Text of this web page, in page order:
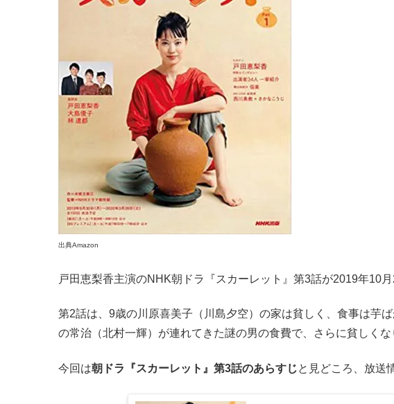
出典Amazon
戸田恵梨香主演のNHK朝ドラ『スカーレット』第3話が2019年10月
第2話は、9歳の川原喜美子（川島夕空）の家は貧しく、食事は芋
の常治（北村一輝）が連れてきた謎の男の食費で、さらに貧しくな
今回は朝ドラ『スカーレット』第3話のあらすじと見どころ、放送